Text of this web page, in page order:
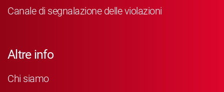
Canale di segnalazione delle violazioni
Altre info
Chi siamo